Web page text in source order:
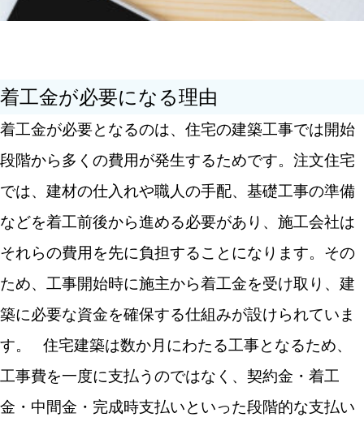
分割融資を利用する
着工金を支払うときの注意点
契約書で金額と支払い時期を確認する
資金計画を事前に立てておく
地鎮祭などの費用も考慮する
着工金が必要になる理由
着工金が必要となるのは、住宅の建築工事では開始
段階から多くの費用が発生するためです。注文住宅
では、建材の仕入れや職人の手配、基礎工事の準備
などを着工前後から進める必要があり、施工会社は
それらの費用を先に負担することになります。その
ため、工事開始時に施主から着工金を受け取り、建
築に必要な資金を確保する仕組みが設けられていま
す。
住宅建築は数か月にわたる工事となるため、
工事費を一度に支払うのではなく、契約金・着工
金・中間金・完成時支払いといった段階的な支払い